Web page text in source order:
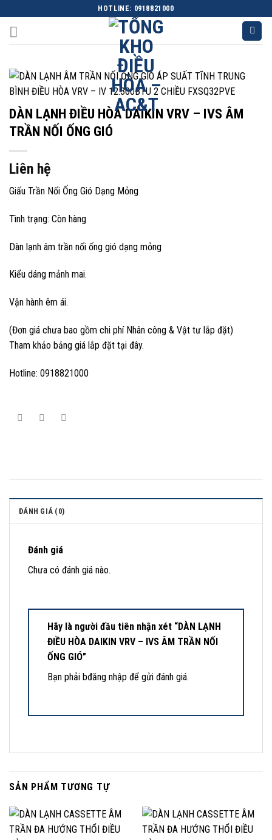
content
HOTLINE: 0918821000
DÀN LẠNH ĐIỀU HÒA DAIKIN VRV – IVS ÂM
TRẦN NỐI ỐNG GIÓ
Liên hệ
Giấu Trần Nối Ống Gió Dạng Mỏng
Tình trạng: Còn hàng
Dàn lạnh âm trần nối ống gió dạng mỏng
Kiểu dáng mảnh mai.
Vận hành êm ái.
(Đơn giá chưa bao gồm chi phí Nhân công & Vật tư lắp đặt)
Tham khảo bảng giá lắp đặt tại đây.
Hotline: 0918821000
ĐÁNH GIÁ (0)
Đánh giá
Chưa có đánh giá nào.
Hãy là người đầu tiên nhận xét “DÀN LẠNH
ĐIỀU HÒA DAIKIN VRV – IVS ÂM TRẦN NỐI
ỐNG GIÓ”
Bạn phải bđăng nhập để gửi đánh giá.
SẢN PHẨM TƯƠNG TỰ